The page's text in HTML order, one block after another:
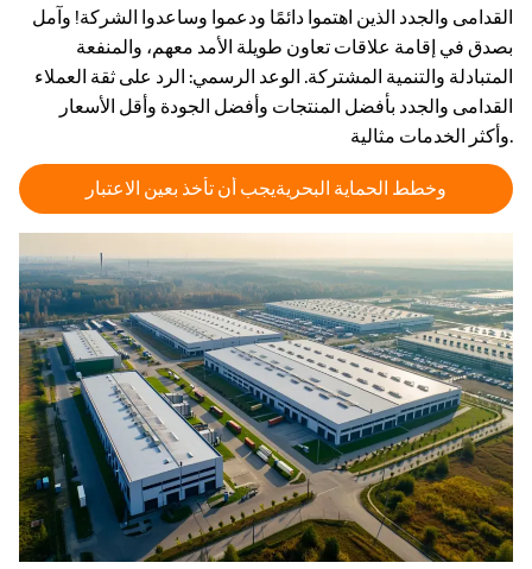
القدامى والجدد الذين اهتموا دائمًا ودعموا وساعدوا الشركة! وآمل
بصدق في إقامة علاقات تعاون طويلة الأمد معهم، والمنفعة
المتبادلة والتنمية المشتركة. الوعد الرسمي: الرد على ثقة العملاء
القدامى والجدد بأفضل المنتجات وأفضل الجودة وأقل الأسعار
وأكثر الخدمات مثالية.
وخطط الحماية البحريةيجب أن تأخذ بعين الاعتبار